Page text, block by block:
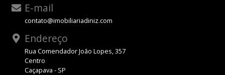
E-mail
contato@imobiliariadiniz.com
Endereço
Rua Comendador João Lopes, 357
Centro
Caçapava - SP